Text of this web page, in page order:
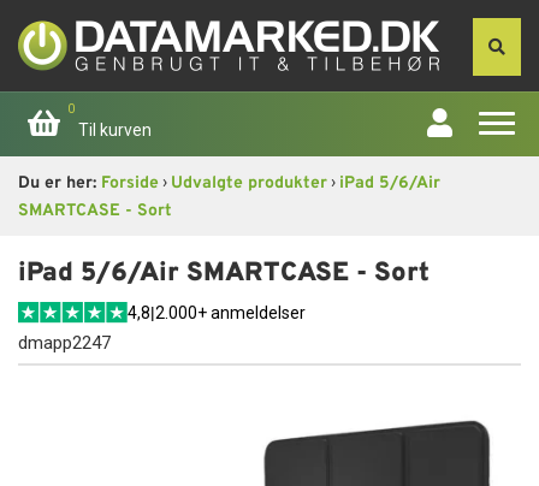
0
Til kurven
Forside
Apple
Computer
Du er her: Forside› Udvalgte produkter› iPad 5/6/Air
SMARTCASE - Sort
iPad 5/6/Air SMARTCASE - Sort
4,8|2.000+ anmeldelser
dmapp2247